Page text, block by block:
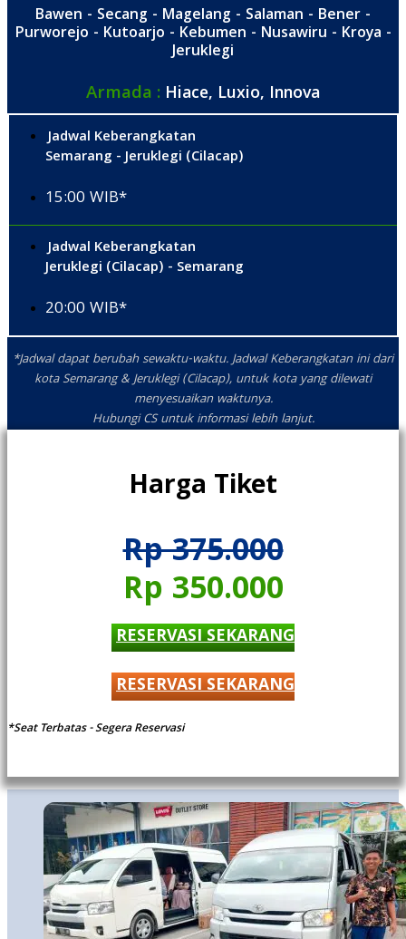
Bawen - Secang - Magelang - Salaman - Bener -
Purworejo - Kutoarjo - Kebumen - Nusawiru - Kroya -
Jeruklegi
Armada : Hiace, Luxio, Innova
Jadwal Keberangkatan
Semarang - Jeruklegi (Cilacap)
15:00 WIB*
Jadwal Keberangkatan
Jeruklegi (Cilacap) - Semarang
20:00 WIB*
*Jadwal dapat berubah sewaktu-waktu. Jadwal Keberangkatan ini dari
kota Semarang & Jeruklegi (Cilacap), untuk kota yang dilewati
menyesuaikan waktunya.
Hubungi CS untuk informasi lebih lanjut.
Harga Tiket
Rp 375.000
Rp 350.000
RESERVASI SEKARANG
RESERVASI SEKARANG
*Seat Terbatas - Segera Reservasi